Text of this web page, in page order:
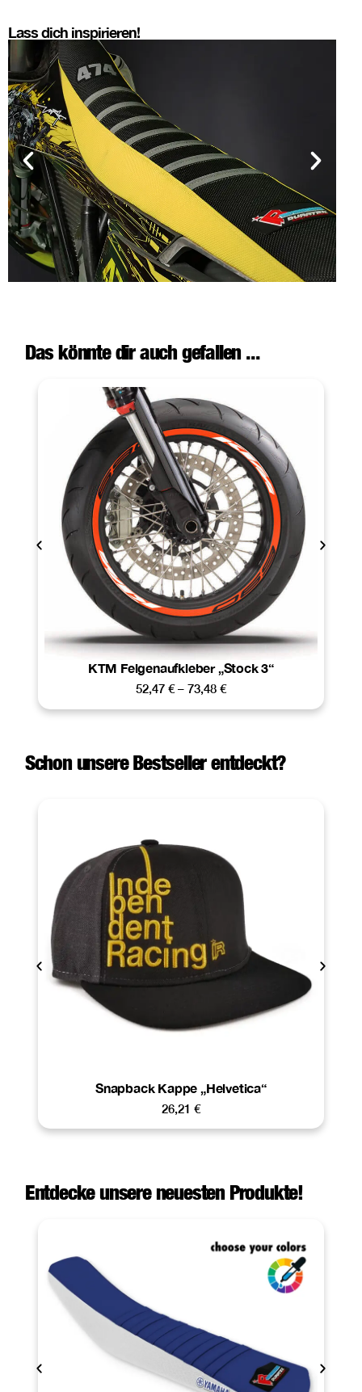
Lass dich inspirieren!
Das könnte dir auch gefallen ...
KTM Felgenaufkleber „Stock 3“
52,47 € – 73,48 €
Schon unsere Bestseller entdeckt?
Snapback Kappe „Helvetica“
26,21 €
Entdecke unsere neuesten Produkte!